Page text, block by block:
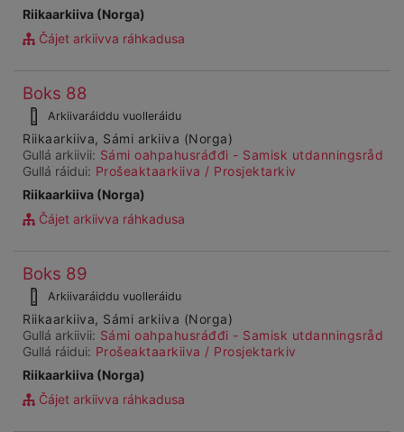
Riikaarkiiva (Norga)
Čájet arkiivva ráhkadusa
Ohcanboađus
99992
Boks 88
dárkkes
dieđuid
Arkiivaráiddu vuolleráidu
Riikaarkiiva, Sámi arkiiva (Norga)
Gullá arkiivii: Sámi oahpahusráđđi - Samisk utdanningsråd
Gullá ráidui: Prošeaktaarkiiva / Prosjektarkiv
Riikaarkiiva (Norga)
Čájet arkiivva ráhkadusa
Ohcanboađus
99993
Boks 89
dárkkes
dieđuid
Arkiivaráiddu vuolleráidu
Riikaarkiiva, Sámi arkiiva (Norga)
Gullá arkiivii: Sámi oahpahusráđđi - Samisk utdanningsråd
Gullá ráidui: Prošeaktaarkiiva / Prosjektarkiv
Riikaarkiiva (Norga)
Čájet arkiivva ráhkadusa